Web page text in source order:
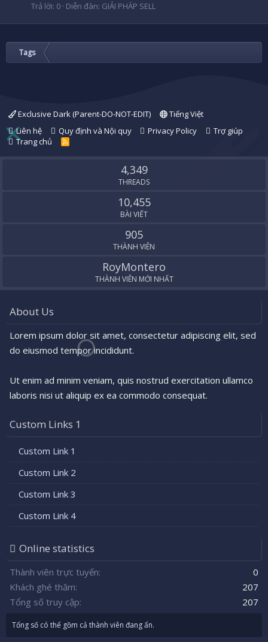
Trả lời: 0 Diễn đàn: GIẢI PHÁP SELL
Tags
Exclusive Dark (Parent-DO-NOT-EDIT)
Tiếng Việt
Liên hệ
Quy định và Nội quy Privacy Policy
Trợ giúp
Trang chủ
R
S
4,349
THREADS
10,455
BÀI VIẾT
905
THÀNH VIÊN
RoyMontero
THÀNH VIÊN MỚI NHẤT
About Us
Lorem ipsum dolor sit amet, consectetur adipiscing elit, sed
do eiusmod tempor incididunt.
Ut enim ad minim veniam, quis nostrud exercitation ullamco
laboris nisi ut aliquip ex ea commodo consequat.
Custom Links 1
Custom Link 1
Custom Link 2
Custom Link 3
Custom Link 4
Online statistics
Thành viên trực tuyến
0
Khách ghé thăm
207
Tổng số truy cập
207
Tổng số có thể gồm cả thành viên đang ẩn.